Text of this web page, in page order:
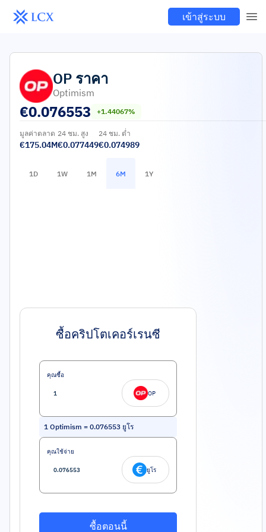
เข้าสู่ระบบ
OP ราคา
Optimism
€0.076553 +1.44067%
มูลค่าตลาด
€175.04M
24 ชม. สูง
€0.077449
24 ชม. ต่ำ
€0.074989
1D 1W 1M 6M 1Y
ซื้อคริปโตเคอร์เรนซี
คุณซื้อ
OP
1 Optimism = 0.076553 ยูโร
คุณใช้จ่าย
ยูโร
ซื้อตอนนี้